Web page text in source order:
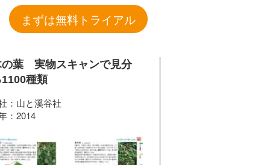
まずは無料トライアル
の葉 実物スキャンで見分
種類
：山と溪谷社
：2014